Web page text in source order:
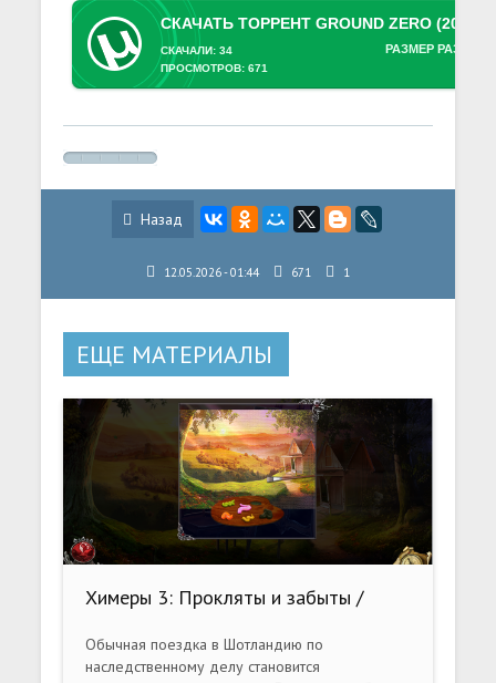
РАЗМЕР
СКАЧАЛИ: 34
ПРОСМОТРОВ: 671
Назад
12.05.2026 - 01:44 671 1
ЕЩЕ МАТЕРИАЛЫ
Химеры 3: Прокляты и забыты /
(2016) PC
Обычная поездка в Шотландию по
наследственному делу становится